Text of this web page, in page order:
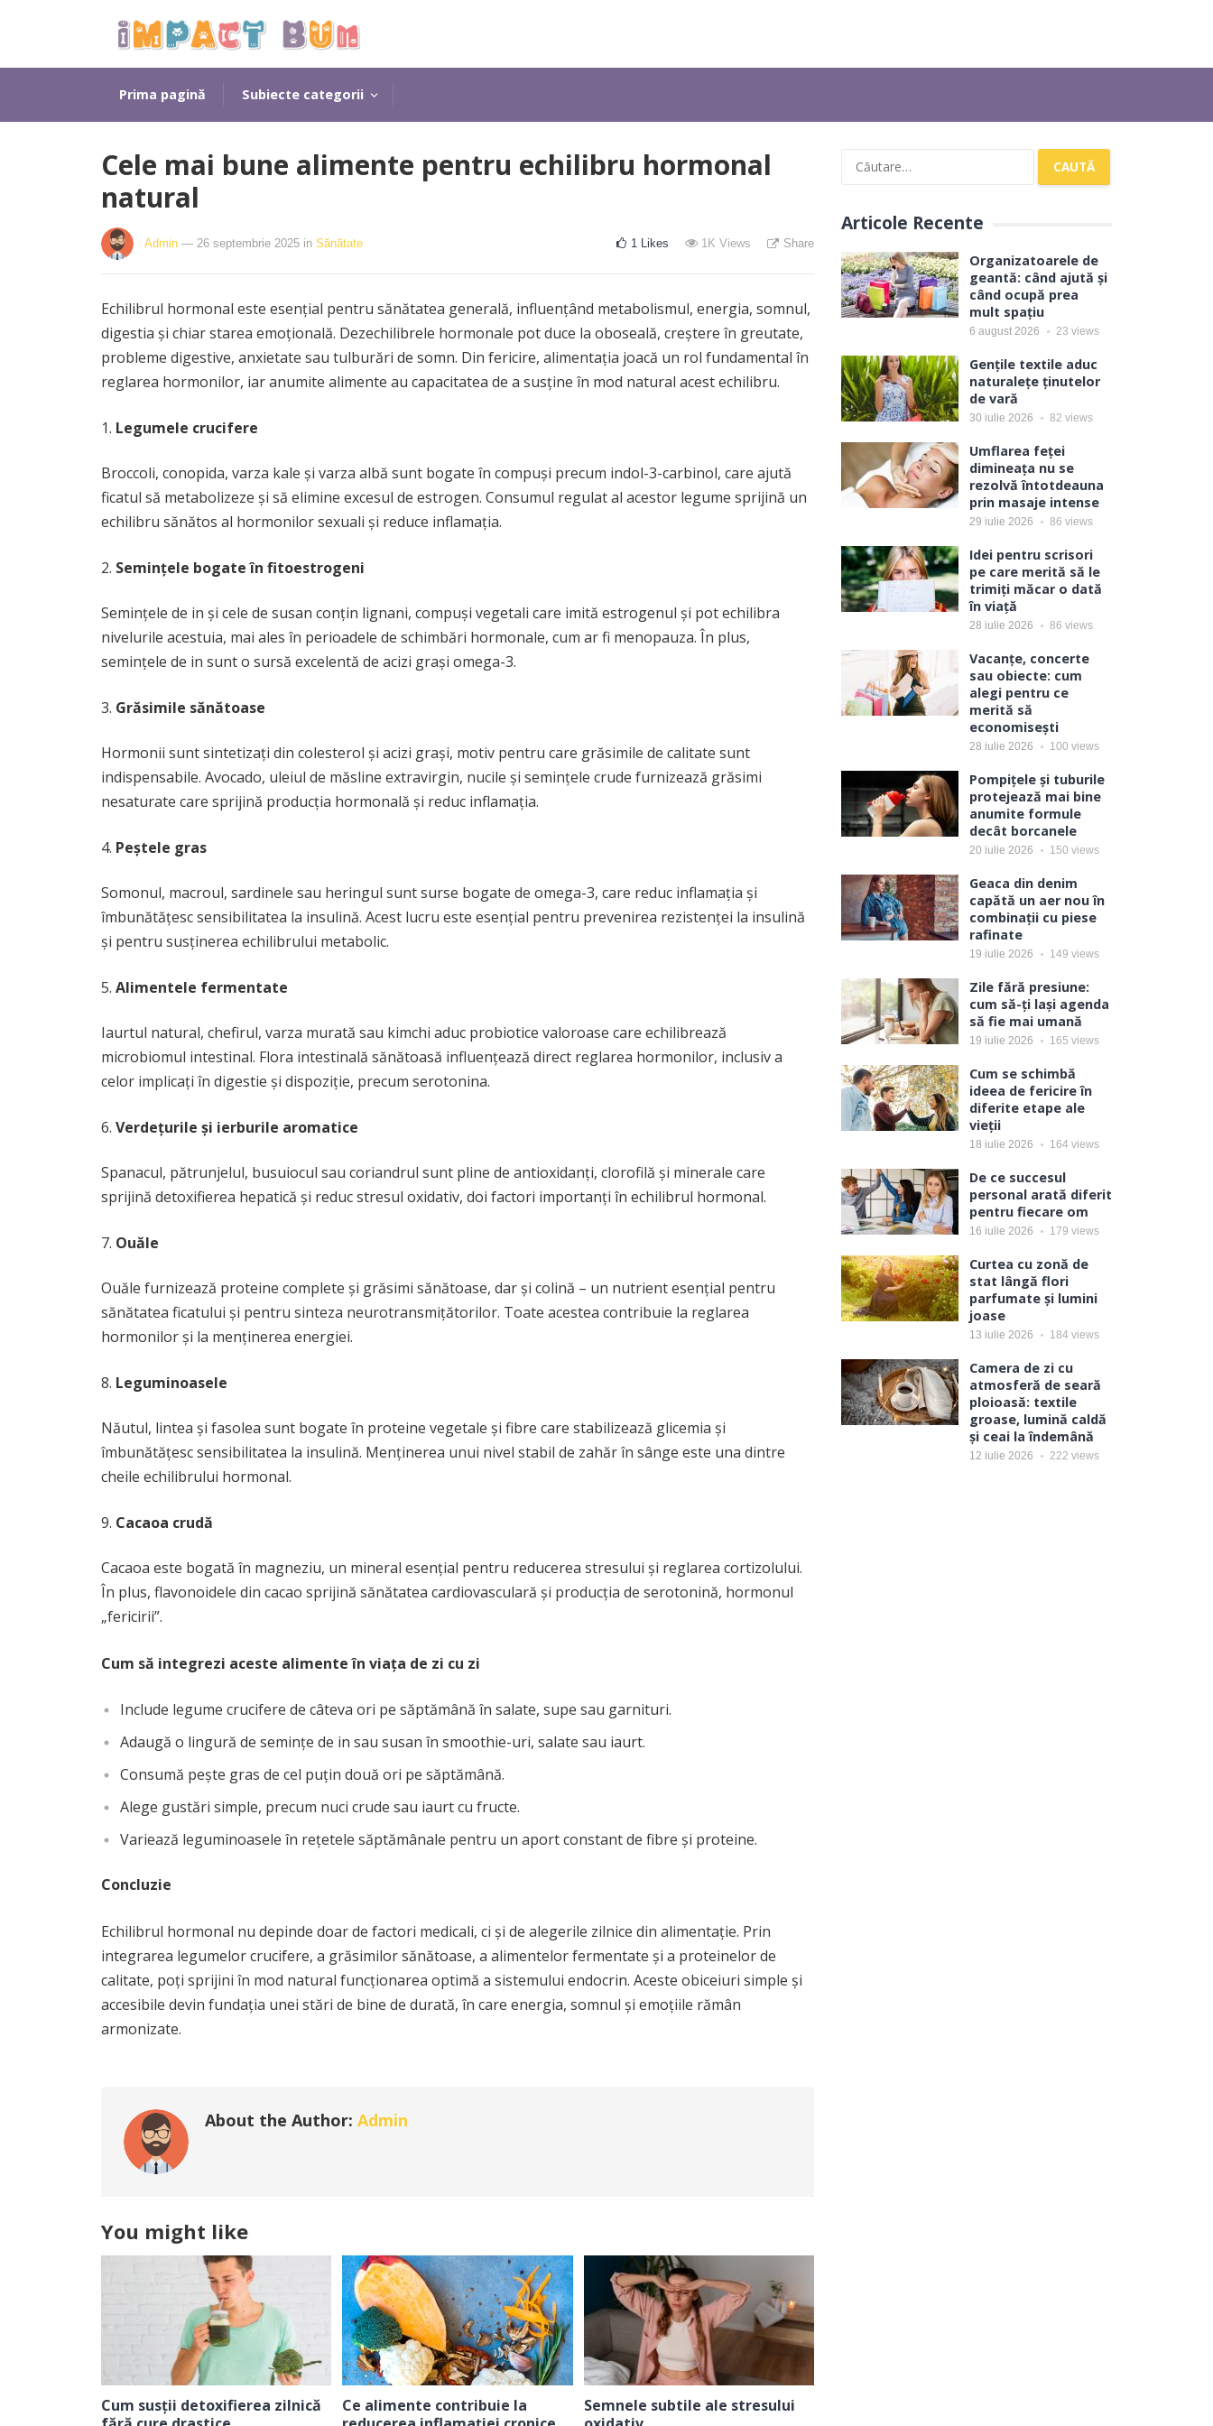
Prima pagină Subiecte categorii
Cele mai bune alimente pentru echilibru hormonal
natural
Admin — 26 septembrie 2025 in Sănătate 1 Likes 1K Views Share
Echilibrul hormonal este esențial pentru sănătatea generală, influențând metabolismul, energia, somnul,
digestia și chiar starea emoțională. Dezechilibrele hormonale pot duce la oboseală, creștere în greutate,
probleme digestive, anxietate sau tulburări de somn. Din fericire, alimentația joacă un rol fundamental în
reglarea hormonilor, iar anumite alimente au capacitatea de a susține în mod natural acest echilibru.
Legumele crucifere
Broccoli, conopida, varza kale și varza albă sunt bogate în compuși precum indol-3-carbinol, care ajută
ficatul să metabolizeze și să elimine excesul de estrogen. Consumul regulat al acestor legume sprijină un
echilibru sănătos al hormonilor sexuali și reduce inflamația.
Semințele bogate în fitoestrogeni
Semințele de in și cele de susan conțin lignani, compuși vegetali care imită estrogenul și pot echilibra
nivelurile acestuia, mai ales în perioadele de schimbări hormonale, cum ar fi menopauza. În plus,
semințele de in sunt o sursă excelentă de acizi grași omega-3.
Grăsimile sănătoase
Hormonii sunt sintetizați din colesterol și acizi grași, motiv pentru care grăsimile de calitate sunt
indispensabile. Avocado, uleiul de măsline extravirgin, nucile și semințele crude furnizează grăsimi
nesaturate care sprijină producția hormonală și reduc inflamația.
Peștele gras
Somonul, macroul, sardinele sau heringul sunt surse bogate de omega-3, care reduc inflamația și
îmbunătățesc sensibilitatea la insulină. Acest lucru este esențial pentru prevenirea rezistenței la insulină
și pentru susținerea echilibrului metabolic.
Alimentele fermentate
Iaurtul natural, chefirul, varza murată sau kimchi aduc probiotice valoroase care echilibrează
microbiomul intestinal. Flora intestinală sănătoasă influențează direct reglarea hormonilor, inclusiv a
celor implicați în digestie și dispoziție, precum serotonina.
Verdețurile și ierburile aromatice
Spanacul, pătrunjelul, busuiocul sau coriandrul sunt pline de antioxidanți, clorofilă și minerale care
sprijină detoxifierea hepatică și reduc stresul oxidativ, doi factori importanți în echilibrul hormonal.
Ouăle
Ouăle furnizează proteine complete și grăsimi sănătoase, dar și colină – un nutrient esențial pentru
sănătatea ficatului și pentru sinteza neurotransmițătorilor. Toate acestea contribuie la reglarea
hormonilor și la menținerea energiei.
Leguminoasele
Năutul, lintea și fasolea sunt bogate în proteine vegetale și fibre care stabilizează glicemia și
îmbunătățesc sensibilitatea la insulină. Menținerea unui nivel stabil de zahăr în sânge este una dintre
cheile echilibrului hormonal.
Cacaoa crudă
Cacaoa este bogată în magneziu, un mineral esențial pentru reducerea stresului și reglarea cortizolului.
În plus, flavonoidele din cacao sprijină sănătatea cardiovasculară și producția de serotonină, hormonul
„fericirii”.
Cum să integrezi aceste alimente în viața de zi cu zi
Include legume crucifere de câteva ori pe săptămână în salate, supe sau garnituri.
Adaugă o lingură de semințe de in sau susan în smoothie-uri, salate sau iaurt.
Consumă pește gras de cel puțin două ori pe săptămână.
Alege gustări simple, precum nuci crude sau iaurt cu fructe.
Variează leguminoasele în rețetele săptămânale pentru un aport constant de fibre și proteine.
Concluzie
Echilibrul hormonal nu depinde doar de factori medicali, ci și de alegerile zilnice din alimentație. Prin
integrarea legumelor crucifere, a grăsimilor sănătoase, a alimentelor fermentate și a proteinelor de
calitate, poți sprijini în mod natural funcționarea optimă a sistemului endocrin. Aceste obiceiuri simple și
accesibile devin fundația unei stări de bine de durată, în care energia, somnul și emoțiile rămân
armonizate.
About the Author: Admin
You might like
Cum susții detoxifierea zilnică
Ce alimente contribuie la
Semnele subtile ale stresului
Caută
Articole Recente
Organizatoarele de
geantă: când ajută și
când ocupă prea
mult spațiu
6 august 2026 23 views
Gențile textile aduc
naturalețe ținutelor
de vară
30 iulie 2026 82 views
Umflarea feței
dimineața nu se
rezolvă întotdeauna
prin masaje intense
29 iulie 2026 86 views
Idei pentru scrisori
pe care merită să le
trimiți măcar o dată
în viață
28 iulie 2026 86 views
Vacanțe, concerte
sau obiecte: cum
alegi pentru ce
merită să
economisești
28 iulie 2026 100 views
Pompițele și tuburile
protejează mai bine
anumite formule
decât borcanele
20 iulie 2026 150 views
Geaca din denim
capătă un aer nou în
combinații cu piese
rafinate
19 iulie 2026 149 views
Zile fără presiune:
cum să-ți lași agenda
să fie mai umană
19 iulie 2026 165 views
Cum se schimbă
ideea de fericire în
diferite etape ale
vieții
18 iulie 2026 164 views
De ce succesul
personal arată diferit
pentru fiecare om
16 iulie 2026 179 views
Curtea cu zonă de
stat lângă flori
parfumate și lumini
joase
13 iulie 2026 184 views
Camera de zi cu
atmosferă de seară
ploioasă: textile
groase, lumină caldă
și ceai la îndemână
12 iulie 2026 222 views